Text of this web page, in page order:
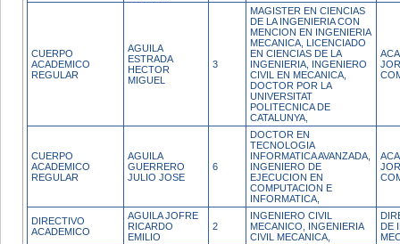
CUERPO
ACADEMICO
REGULAR
AGUILA
ESTRADA
HECTOR
MIGUEL
3
MAGISTER EN CIENCIAS
DE LA INGENIERIA CON
MENCION EN INGENIERIA
MECANICA, LICENCIADO
EN CIENCIAS DE LA
INGENIERIA, INGENIERO
CIVIL EN MECANICA,
DOCTOR POR LA
UNIVERSITAT
POLITECNICA DE
CATALUNYA,
CUERPO
ACADEMICO
REGULAR
AGUILA
GUERRERO
JULIO JOSE
6
DOCTOR EN
TECNOLOGIA
INFORMATICA AVANZADA,
INGENIERO DE
EJECUCION EN
COMPUTACION E
INFORMATICA,
DIRECTIVO
ACADEMICO
AGUILA JOFRE
RICARDO
EMILIO
2
INGENIERO CIVIL
MECANICO, INGENIERIA
CIVIL MECANICA,
DE